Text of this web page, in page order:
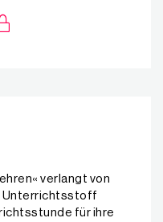
verlangt von
Unterrichtsstoff
für ihre